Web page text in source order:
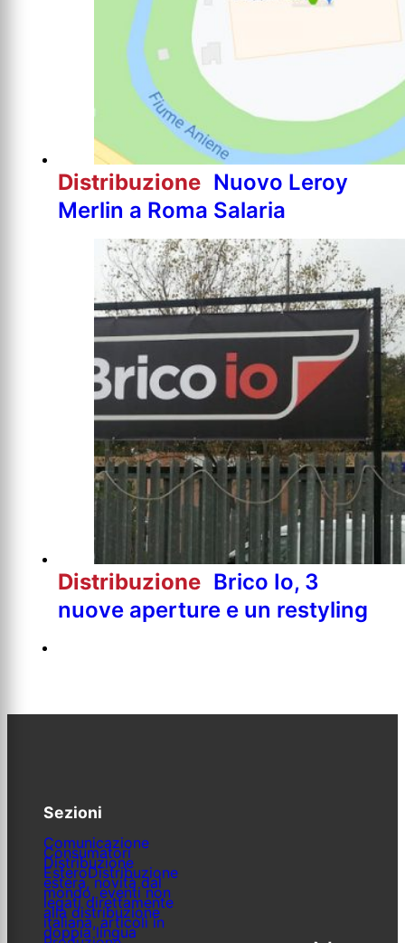
Distribuzione Nuovo Leroy
Merlin a Roma Salaria
Distribuzione Brico Io, 3
nuove aperture e un restyling
Sezioni
Comunicazione
Consumatori
Distribuzione
EsteroDistribuzione
estera, novità dal
mondo, eventi non
legati direttamente
alla distribuzione
italiana, articoli in
doppia lingua